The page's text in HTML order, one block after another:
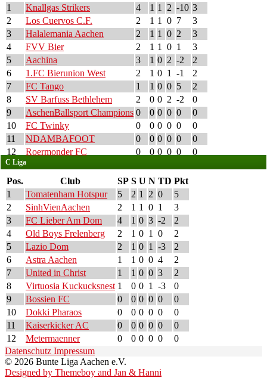
1
Knallgas Strikers 4 1 1 2 -10 3
2
Los Cuervos C.F. 2 1 1 0 7
3
3
Halalemania Aachen 2 1 1 0 2
3
4
FVV Bier 2 1 1 0 1
3
5
Aachina 3 1 0 2 -2
2
6
1.FC Bierunion West 2 1 0 1 -1
2
7
FC Tango 1 1 0 0 5
2
8
SV Barfuss Bethlehem 2 0 0 2 -2
0
9
AschenBallsport Champions 0 0 0 0 0
0
10
FC Twinky 0 0 0 0 0
0
11
NDAMBAFOOT 0 0 0 0 0
0
12
Roermonder FC 0 0 0 0 0 0
C Liga
Pos. Club SP S U N TD Pkt
1
Tomatenham Hotspur 5 2 1 2 0
5
2
SinhVienAachen 2 1 1 0 1
3
3
FC Lieber Am Dom 4 1 0 3 -2
2
4
Old Boys Frelenberg 2 1 0 1 0
2
5
Lazio Dom 2 1 0 1 -3
2
6
Astra Aachen 1 1 0 0 4
2
7
United in Christ 1 1 0 0 3
2
8
Virtuosia Kuckucksnest 1 0 0 1 -3
0
9
Bossien FC 0 0 0 0 0
0
10
Dokki Pharaos 0 0 0 0 0
0
11
Kaiserkicker AC 0 0 0 0 0
0
12
Metermaenner 0 0 0 0 0
0
Datenschutz Impressum
© 2026 Bunte Liga Aachen e.V.
Designed by Themeboy and Jan & Hanni